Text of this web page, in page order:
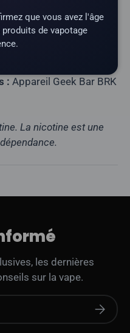
:
résistance à
incurvé en 3D, modes «
: Appareil Geek Bar BRK
La nicotine est une
les dernières
sur la vape.
que vous avez l'âge
de vapotage